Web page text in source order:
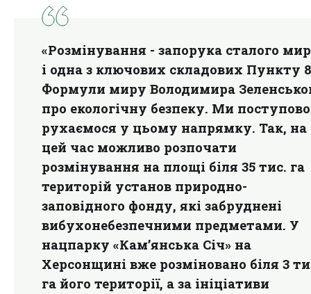
«Розмінування - запорука сталого
і одна з ключових складових Пункту 8
Формули миру Володимира
про екологічну безпеку. Ми поступово
рухаємося у цьому напрямку. Так, на
цей час можливо розпочати
розмінування на площі біля 35 тис. га
територій установ природно-
заповідного фонду, які забруднені
вибухонебезпечними предметами. У
нацпарку «Кам’янська Січ» на
Херсонщині вже розміновано біля 3
га його території, а за ініціативи